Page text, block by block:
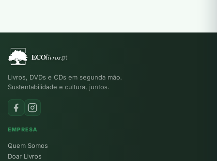
Livros, DVDs e CDs em segunda mão.
Sustentabilidade e cultura, juntos.
EMPRESA
Quem Somos
Doar Livros